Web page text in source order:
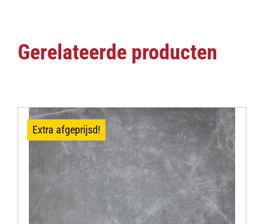
Gerelateerde producten
Extra afgeprijsd!